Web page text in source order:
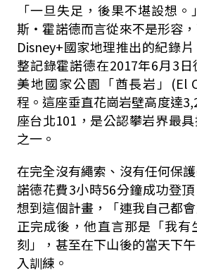
「一旦失足，後果不堪設想
斯・霍諾德而言從來不是形容
Disney+國家地理推出的紀錄
整記錄霍諾德在2017年6月3
美地國家公園「酋長岩」(El
程。這座垂直花崗岩壁高度達
座台北101 ，是公認攀岩界最
之一。
在完全沒有繩索、沒有任何保
諾德花費3小時56分鐘成功登
想到這個計畫，「連我自己都
正完成後，他直言那是「我
刻」，甚至在下山後的當天下
入訓練。